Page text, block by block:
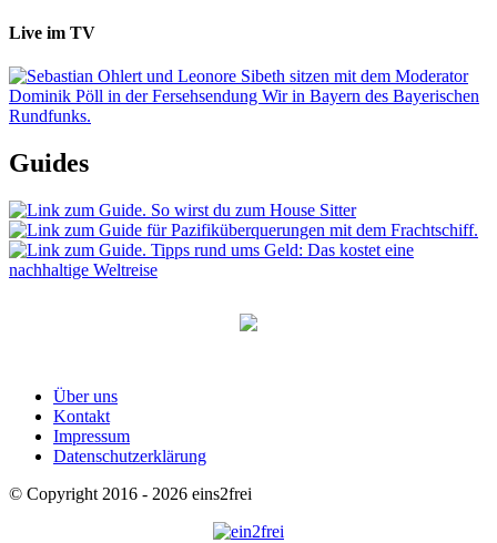
Live im TV
Guides
Über uns
Kontakt
Impressum
Datenschutzerklärung
© Copyright 2016 - 2026 eins2frei